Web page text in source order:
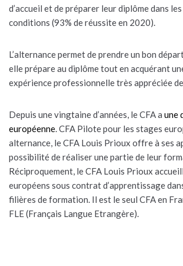
d’accueil et de préparer leur diplôme dans
conditions (93% de réussite en 2020).
L’alternance permet de prendre un bon
elle prépare au diplôme tout en acquérant
expérience professionnelle très appréciée
Depuis une vingtaine d’années, le CFA a une
européenne. CFA Pilote pour les stages
alternance, le CFA Louis Prioux offre à ses
possibilité de réaliser une partie de leur
Réciproquement, le CFA Louis Prioux
européens sous contrat d’apprentissage
filières de formation. Il est le seul CFA en
FLE (Français Langue Etrangère).